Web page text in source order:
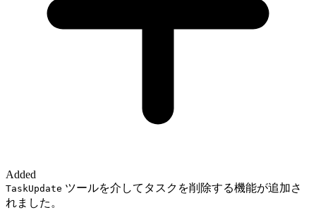
Added
TaskUpdate ツールを介してタスクを削除する機能が追加さ
れました。